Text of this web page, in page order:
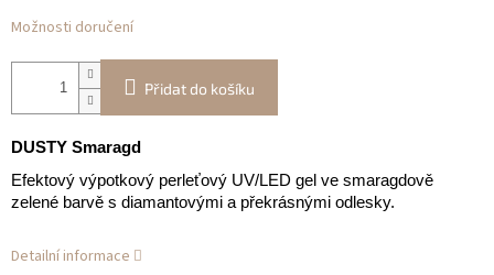
Možnosti doručení
Přidat do košíku
DUSTY Smaragd
Efektový výpotkový perleťový UV/LED gel ve smaragdově
zelené barvě s diamantovými a překrásnými odlesky.
Detailní informace